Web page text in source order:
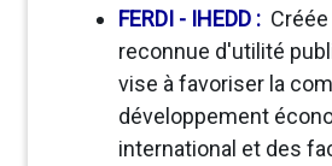
FERDI - IHEDD :
reconnue d'utilité
vise à favoriser la
développement
international et des